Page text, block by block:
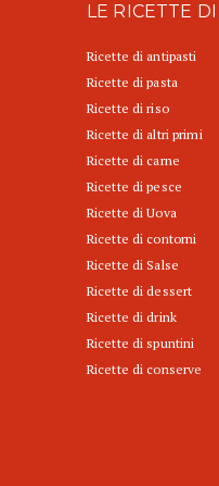
LE RICETTE
Ricette di antipasti
Ricette di pasta
Ricette di riso
Ricette di altri primi
Ricette di carne
Ricette di pesce
Ricette di Uova
Ricette di contorni
Ricette di Salse
Ricette di dessert
Ricette di drink
Ricette di spuntini
Ricette di conserve